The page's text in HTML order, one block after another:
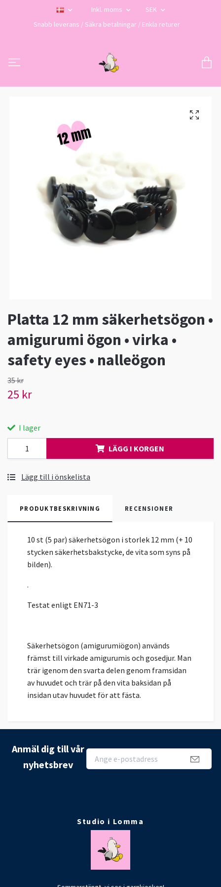
Inkl. moms
SEK
Snabb leverans / Säkra betalningar / Enkla returer
Platta 12 mm säkerhetsögon •
amigurumi ögon • virka •
safety eyes • nalleögon
35 kr
25 kr
I lager
LÄGG I KORGEN
Lägg till i önskelista
PRODUKTBESKRIVNING RECENSIONER
10 st (5 par) säkerhetsögon i storlek 12 mm (+ 10
stycken säkerhetsbakstycke, de vita som syns på
bilden).
.
Testat enligt EN71-3
Säkerhetsögon (amigurumiögon) används
främst till virkade amigurumis och gosedjur. Man
trär igenom den svarta delen genom framsidan
av huvudet och trär på den vita baksidan på
insidan utav huvudet för att fästa.
Anmäl dig till vår
nyhetsbrev
Studio i Lomma